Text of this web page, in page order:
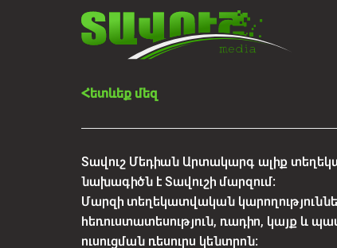
Հետևեք մեզ
Տավուշ Մեդիան Արտակարգ ալիք
նախագիծն է Տավուշի մարզում:
Մարզի տեղեկատվական
հեռուստատեսություն, ռադիո, կայք և
ուսուցման ռեսուրս կենտրոն: